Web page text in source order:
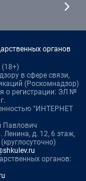
органов
(18+)
в сфере связи,
(Роскомнадзор)
о регистрации: ЭЛ №
"ИНТЕРНЕТ
Павлович
Ленина, д. 12, 6 этаж,
органов: